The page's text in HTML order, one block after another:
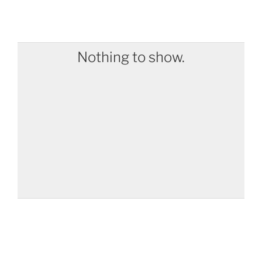
Nothing to show.